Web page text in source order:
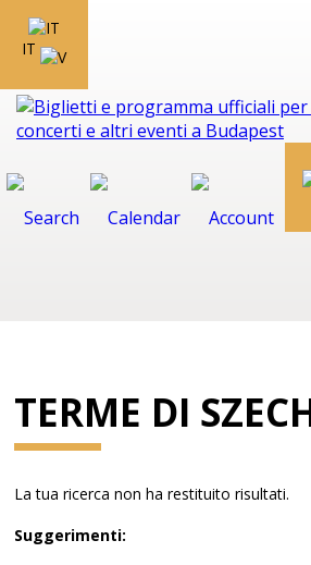
IT
TERME DI
La tua ricerca non ha restituito risultati.
Suggerimenti: